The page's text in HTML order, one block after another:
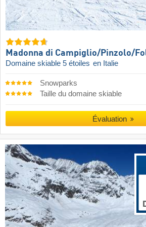
Madonna di Campiglio/​Pinzolo/​
Domaine skiable 5 étoiles en Italie
Snowparks
Taille du domaine skiable
Évaluation